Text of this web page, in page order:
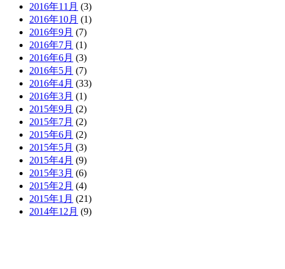
2016年11月 (3)
2016年10月 (1)
2016年9月 (7)
2016年7月 (1)
2016年6月 (3)
2016年5月 (7)
2016年4月 (33)
2016年3月 (1)
2015年9月 (2)
2015年7月 (2)
2015年6月 (2)
2015年5月 (3)
2015年4月 (9)
2015年3月 (6)
2015年2月 (4)
2015年1月 (21)
2014年12月 (9)